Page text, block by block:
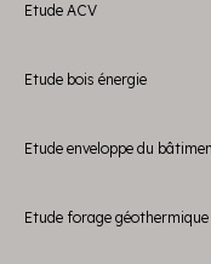
Etude ACV
Etude bois énergie
Etude enveloppe du
Etude forage géothermique